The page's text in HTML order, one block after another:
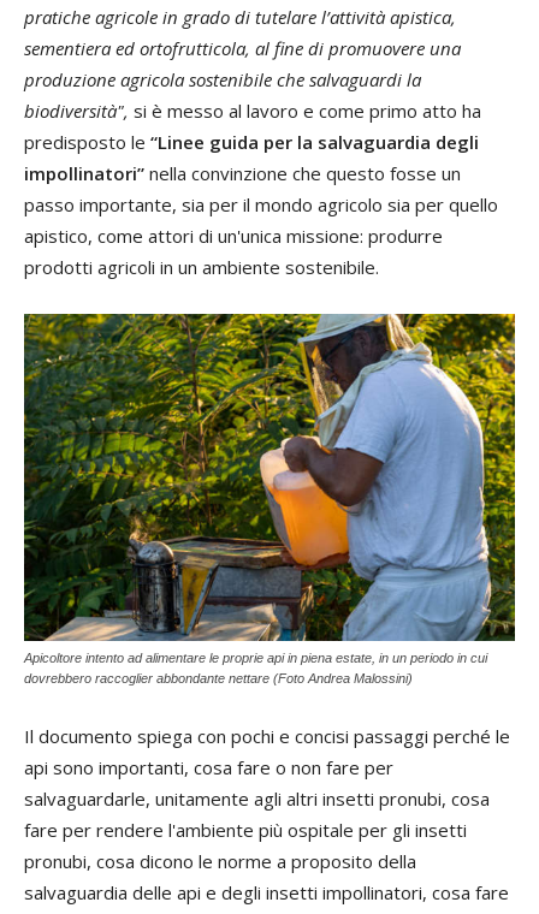
pratiche agricole in grado di tutelare l’attività apistica,
sementiera ed ortofrutticola, al fine di promuovere una
produzione agricola sostenibile che salvaguardi la
biodiversità", si è messo al lavoro e come primo atto ha
predisposto le “Linee guida per la salvaguardia degli
impollinatori” nella convinzione che questo fosse un
passo importante, sia per il mondo agricolo sia per quello
apistico, come attori di un'unica missione: produrre
prodotti agricoli in un ambiente sostenibile.
Apicoltore intento ad alimentare le proprie api in piena estate, in un periodo in cui
dovrebbero raccoglier abbondante nettare (Foto Andrea Malossini)
Il documento spiega con pochi e concisi passaggi perché le
api sono importanti, cosa fare o non fare per
salvaguardarle, unitamente agli altri insetti pronubi, cosa
fare per rendere l'ambiente più ospitale per gli insetti
pronubi, cosa dicono le norme a proposito della
salvaguardia delle api e degli insetti impollinatori, cosa fare